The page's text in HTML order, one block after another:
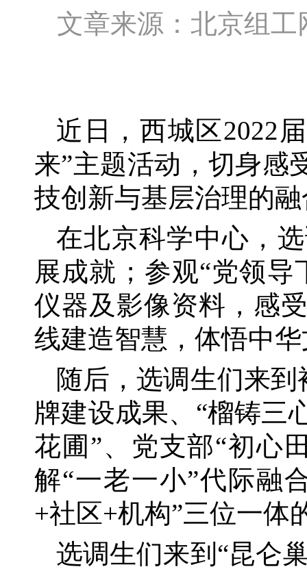
文章来源：北京
近日，西城区2022
来”主题活动，切身感
技创新与基层治理的
在北京科学中心，
展成就；参观“党领导
仪器及影像资料，感
线建造智慧，体悟中
随后，选调生们来
牌建设成果、“榴铸三
花圃”、党支部“初心
解“一老一小”代际融
+社区+机构”三位一体
选调生们来到 “昆仑